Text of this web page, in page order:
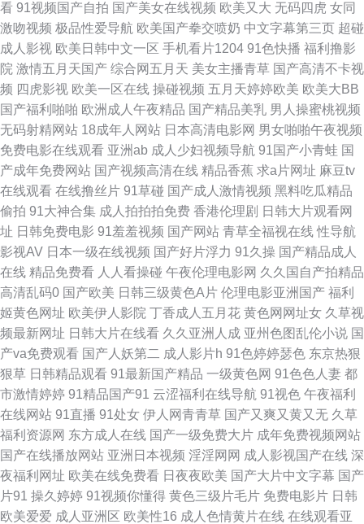
院我不卡影院 丰满少妇综合网 手机在线专区一区二区 国产30页 深夜精品寂
寞 东方成人AV综合 日韩精品视烦兔费网址 欧美一级不卡在线观看 91亚洲
欧美午夜私人成年影院 99超碰网 欧美视频在线观看一区 97超碰资源网 欧美
日韩精品网红国产 91人妻精 欧美拍拍视 91精品一区二区 欧美不卡一区二区
三区 暗交小拗女一 秋霞在线骑兵区 a视频免 婷婷色色性爱五月 国产乱人免
费视频 五月色丁香综合成人网 国产影片网站免费 亚洲欧洲tv 韩日美欧色 亚
洲精品国产免费 国语高清精品 亚洲牛牛在线观看乱码 黑人巨大vs日本妞 亚
洲青青操原 含羞草蜜桃a级片 亚洲一线网站 玖草资源站 在线观看国产精品专
区 麻豆精品69 最近2019中文 免费在线播放 最新果冻传媒在线观看 免费看
大美女大黄大色 91传媒合集 欧美A∨ 91精品免费观看视频 欧美激情国产日
韩在线 91主播福利视频 欧洲超碰碰 bt天堂电影迅雷下载 青檬在线电视剧在
线观 操逼片免费的 日本特黄免费在 成人福利视频高清免费 日韩字幕欧美 高
清日本国产欧美 三级片青青草 国产ts片网址 桃子视频 国产精品视频1区 希希
看 91视频国产自拍 国产美女在线视频 欧美又大 无码四虎 女同
激吻视频 极品性爱导航 欧美国产拳交喷奶 中文字幕第三页 超碰
成人影视 欧美日韩中文一区 手机看片1204 91色快播 福利撸影
院 激情五月天国产 综合网五月天 美女主播青草 国产高清不卡视
频 四虎影视 欧美一区在线 操碰视频 五月天婷婷欧美 欧美大BB
国产福利啪啪 欧洲成人午夜精品 国产精品美乳 男人操蜜桃视频
无码射精网站 18成年人网站 日本高清电影网 男女啪啪午夜视频
免费电影在线观看 亚洲ab 成人少妇视频导航 91国产小青蛙 国
产成年免费网站 国产视频高清在线 精品香蕉 求a片网址 麻豆tv
在线观看 在线撸丝片 91草碰 国产成人激情视频 黑料吃瓜精品
偷拍 91大神合集 成人拍拍拍免费 香港伦理剧 日韩大片观看网
址 日韩免费电影 91羞羞视频 国产网站 青草全福视在线 性导航
影视AV 日本一级在线视频 国产好片浮力 91久操 国产精品成人
在线 精品免费看 人人看操碰 午夜伦理电影网 久久国自产拍精品
高清乱码0 国产欧美 日韩三级黄色A片 伦理电影亚洲国产 福利
姬黄色网址 欧美伊人影院 丁香成人五月花 黄色网网址女 久草视
频最新网址 日韩大片在线看 久久亚洲人成 亚州色图乱伦小说 国
产va免费观看 国产人妖第二 成人影片h 91色婷婷瑟色 东京热狠
狠草 日韩精品观看 91最新国产精品 一级黄色网 91色色人妻 都
市激情婷婷 91精品国产91 云涩福利在线导航 91视色 午夜福利
在线网站 91直播 91处女 伊人网青青草 国产又爽又黄又无 久草
福利资源网 东方成人在线 国产一级免费大片 成年免费视频网站
国产在线播放网站 亚洲日本视频 淫淫网网 成人影视国产在线 深
夜福利网址 欧美在线免费看 日夜夜欧美 国产大片中文字幕 国产
片91 操久婷婷 91视频你懂得 黄色三级片毛片 免费电影片 日韩
欧美爱爱 成人亚洲区 欧美性16 成人色情黄片在线 在线观看亚